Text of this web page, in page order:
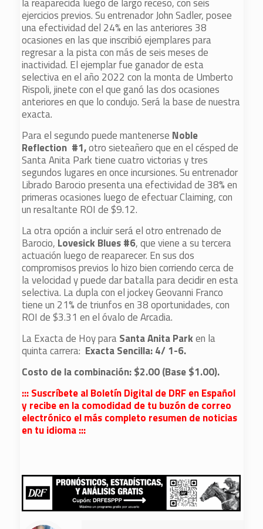
ejercicios previos. Su entrenador John Sadler, posee
una efectividad del 24% en las anteriores 38
ocasiones en las que inscribió ejemplares para
regresar a la pista con más de seis meses de
inactividad. El ejemplar fue ganador de esta
selectiva en el año 2022 con la monta de Umberto
Rispoli, jinete con el que ganó las dos ocasiones
anteriores en que lo condujo. Será la base de nuestra
exacta.
Para el segundo puede mantenerse Noble
Reflection #1,otro sieteañero que en el césped de
Santa Anita Park tiene cuatro victorias y tres
segundos lugares en once incursiones. Su entrenador
Librado Barocio presenta una efectividad de 38% en
primeras ocasiones luego de efectuar Claiming, con
un resaltante ROI de $9.12.
La otra opción a incluir será el otro entrenado de
Barocio, Lovesick Blues #6, que viene a su tercera
actuación luego de reaparecer. En sus dos
compromisos previos lo hizo bien corriendo cerca de
la velocidad y puede dar batalla para decidir en esta
selectiva. La dupla con el jockey Geovanni Franco
tiene un 21% de triunfos en 38 oportunidades, con
ROI de $3.31 en el óvalo de Arcadia.
La Exacta de Hoy paraSanta Anita Parken la
quinta carrera: Exacta Sencilla: 4/ 1-6.
Costo de la combinación: $2.00 (Base $1.00).
::: Suscríbete al Boletín Digital de DRF en Español
y recibe en la comodidad de tu buzón de correo
electrónico el más completo resumen de noticias
en tu idioma :::